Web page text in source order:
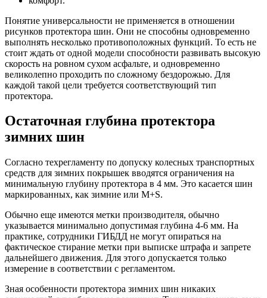
Понятие универсальности не применяется в отношении
рисунков протектора шин. Они не способны одновременно
выполнять несколько противоположных функций. То есть не
стоит ждать от одной модели способности развивать высокую
скорость на ровном сухом асфальте, и одновременно
великолепно проходить по сложному бездорожью. Для
каждой такой цели требуется соответствующий тип
протектора.
Остаточная глубина протектора
зимних шин
Согласно техрегламенту по допуску колесных транспортных
средств для зимних покрышек вводятся ограничения на
минимальную глубину протектора в 4 мм. Это касается шин
маркированных, как зимние или M+S.
Обычно еще имеются метки производителя, обычно
указывается минимально допустимая глубина 4-6 мм. На
практике, сотрудники ГИБДД не могут опираться на
фактическое стирание метки при выписке штрафа и запрете
дальнейшего движения. Для этого допускается только
измерение в соответствии с регламентом.
Зная особенности протектора зимних шин никаких